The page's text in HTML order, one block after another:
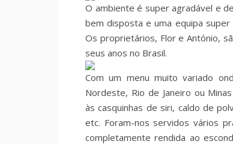
O ambiente é super agradável e
bem disposta e uma equipa
Os proprietários, Flor e António,
seus anos no Brasil.
Com um menu muito variado
Nordeste, Rio de Janeiro ou
às casquinhas de siri, caldo de
etc. Foram-nos servidos vários
completamente rendida ao